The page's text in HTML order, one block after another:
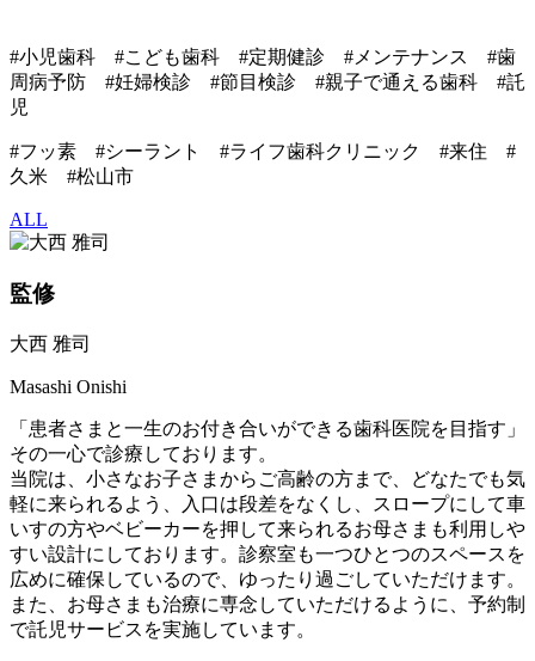
#小児歯科 #こども歯科 #定期健診 #メンテナンス #歯
周病予防 #妊婦検診 #節目検診 #親子で通える歯科 #託
児
#フッ素 #シーラント #ライフ歯科クリニック #来住 #
久米 #松山市
ALL
監修
大西 雅司
Masashi Onishi
「患者さまと一生のお付き合いができる歯科医院を目指す」
その一心で診療しております。
当院は、小さなお子さまからご高齢の方まで、どなたでも気
軽に来られるよう、入口は段差をなくし、スロープにして車
いすの方やベビーカーを押して来られるお母さまも利用しや
すい設計にしております。診察室も一つひとつのスペースを
広めに確保しているので、ゆったり過ごしていただけます。
また、お母さまも治療に専念していただけるように、予約制
で託児サービスを実施しています。